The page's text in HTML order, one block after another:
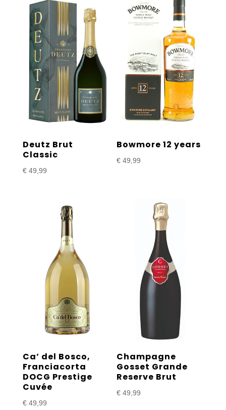
Deutz Brut
Classic
€49,99
Bowmore 12 years
€ 49,99
Ca’ del Bosco,
Franciacorta
DOCG Prestige
Cuvée
€49,99
Champagne
Gosset Grande
Reserve Brut
€ 49,99